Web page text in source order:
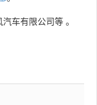
汽车有限公司等 。